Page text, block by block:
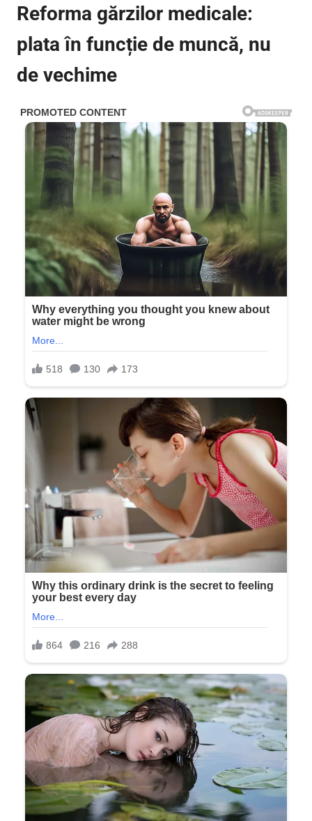
Reforma gărzilor medicale:
plata în funcție de muncă, nu
de vechime